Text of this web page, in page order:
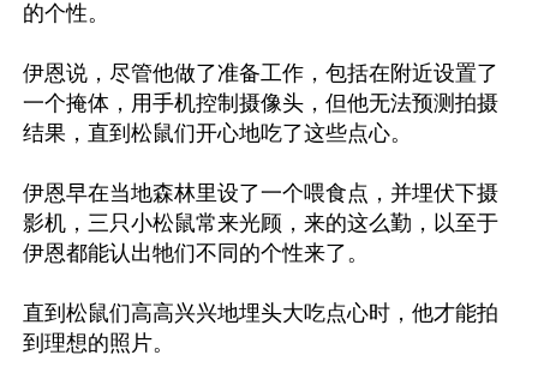
的个性。
伊恩说，尽管他做了准备工作，包括在附近设置了
一个掩体，用手机控制摄像头，但他无法预测拍摄
结果，直到松鼠们开心地吃了这些点心。
伊恩早在当地森林里设了一个喂食点，并埋伏下摄
影机，三只小松鼠常来光顾，来的这么勤，以至于
伊恩都能认出牠们不同的个性来了。
直到松鼠们高高兴兴地埋头大吃点心时，他才能拍
到理想的照片。